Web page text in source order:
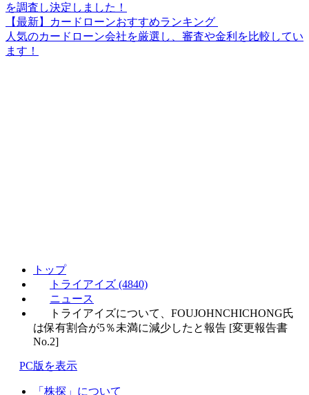
を調査し決定しました！
【最新】カードローンおすすめランキング
人気のカードローン会社を厳選し、審査や金利を比較してい
ます！
トップ
トライアイズ (4840)
ニュース
トライアイズについて、FOUJOHNCHICHONG氏
は保有割合が5％未満に減少したと報告 [変更報告書
No.2]
PC版を表示
「株探」について